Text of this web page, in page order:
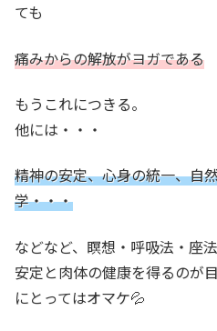
ても
痛みからの解放がヨガである
もうこれにつきる。
他には・・・
精神の安定、心身の統一、自
学・・・
などなど、瞑想・呼吸法・座
安定と肉体の健康を得るのが
にとってはオマケ💦